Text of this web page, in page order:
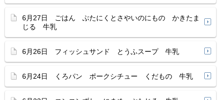
6月27日 ごはん ぶたにくとさやいのにもの かきたま
じる 牛乳
6月26日 フィッシュサンド とうふスープ 牛乳
6月24日 くろパン ポークシチュー くだもの 牛乳